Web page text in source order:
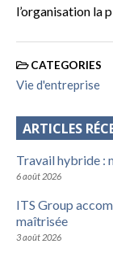
l’organisation la
CATEGORIES
Vie d'entreprise
ARTICLES
Travail hybride :
6 août 2026
ITS Group
maîtrisée
3 août 2026